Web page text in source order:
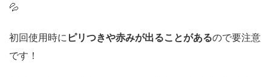
💦
初回使用時に ピリつきや赤みが出ることがあるので要注意
です！